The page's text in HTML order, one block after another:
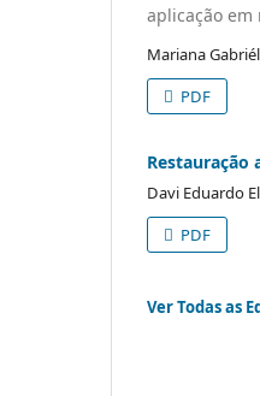
aplicação em
Mariana
PDF
Davi Eduardo
PDF
Ver Todas as